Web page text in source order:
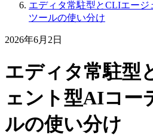
エディタ常駐型とCLIエー
ツールの使い分け
2026年6月2日
エディタ常駐型
ェント型AIコー
ルの使い分け